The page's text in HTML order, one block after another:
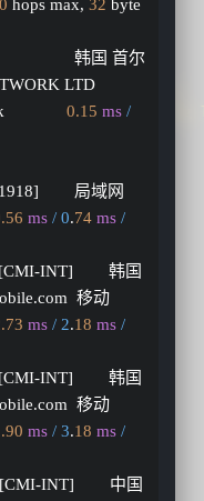
hops max, 32 byte
韩国 首尔
LTD
0.15 ms /
ms / 0.74 ms /
INT]        韩国
移动
ms / 2.18 ms /
INT]        韩国
移动
ms / 3.18 ms /
INT]        中国